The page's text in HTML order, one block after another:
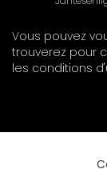
Vous pouvez
trouverez pour
les conditions